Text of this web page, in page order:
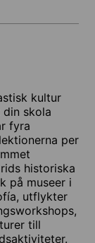
kultur
skola
fyra
per
historiska
på museer i
utflykter
till